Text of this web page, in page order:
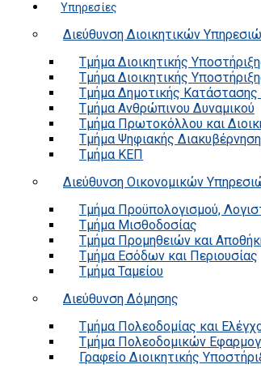
Υπηρεσίες
Διεύθυνση Διοικητικών
Τμήμα Διοικητικής
Τμήμα Διοικητικής
Τμήμα Δημοτικής Κατάστασης
Τμήμα Ανθρώπινου Δυναμικού
Τμήμα Πρωτοκόλλου και
Τμήμα Ψηφιακής
Τμήμα ΚΕΠ
Διεύθυνση Οικονομικών
Τμήμα Προϋπολογισμού,
Τμήμα Μισθοδοσίας
Τμήμα Προμηθειών και
Τμήμα Εσόδων και Περιουσίας
Τμήμα Ταμείου
Διεύθυνση Δόμησης
Τμήμα Πολεοδομίας και
Τμήμα Πολεοδομικών
Γραφείο Διοικητικής